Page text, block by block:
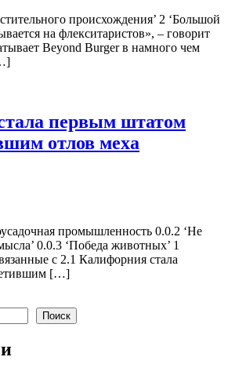
происхождения’ 2 ‘Большой
на флекситаристов», – говорит
Beyond Burger в намного чем
первым штатом
отлов меха
промышленность 0.0.2 ‘Не
0.0.3 ‘Победа животных’ 1
с 2.1 Калифорния стала
[…]
Поиск